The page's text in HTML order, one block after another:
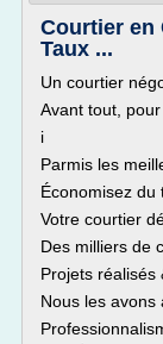
Courtier en
Taux ...
Un courtier
Avant tout,
i
Parmis les
Économisez du
Votre courtier
Des milliers de
Projets réalisés
Nous les avons